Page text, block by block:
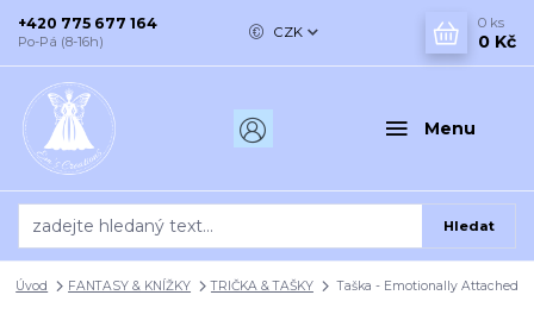
Menu
CZK
Hledat
+420 775 677 164
Po-Pá (8-16h)
0 ks
0 Kč
Úvod FANTASY & KNÍŽKY TRIČKA & TAŠKY Taška - Emotionally Attached